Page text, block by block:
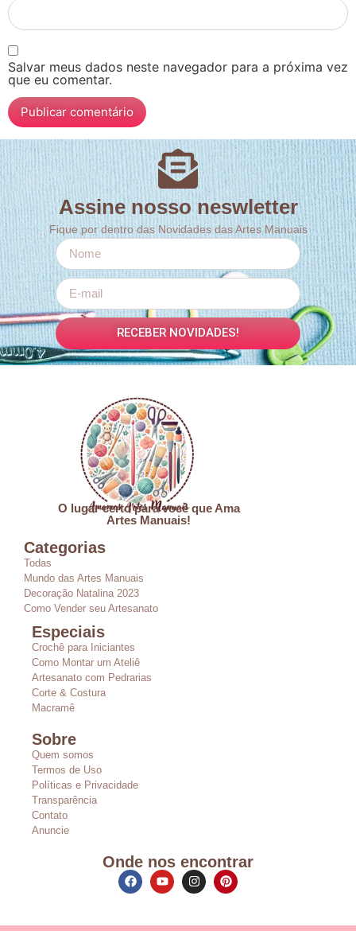
Salvar meus dados neste navegador para a próxima vez
que eu comentar.
Assine nosso neswletter
Fique por dentro das Novidades das Artes Manuais
RECEBER NOVIDADES!
O lugar certo para você que Ama
Artes Manuais!
Categorias
Todas
Mundo das Artes Manuais
Decoração Natalina 2023
Como Vender seu Artesanato
Especiais
Crochê para Iniciantes
Como Montar um Ateliê
Artesanato com Pedrarias
Corte & Costura
Macramê
Sobre
Quem somos
Termos de Uso
Políticas e Privacidade
Transparência
Contato
Anuncie
Onde nos encontrar